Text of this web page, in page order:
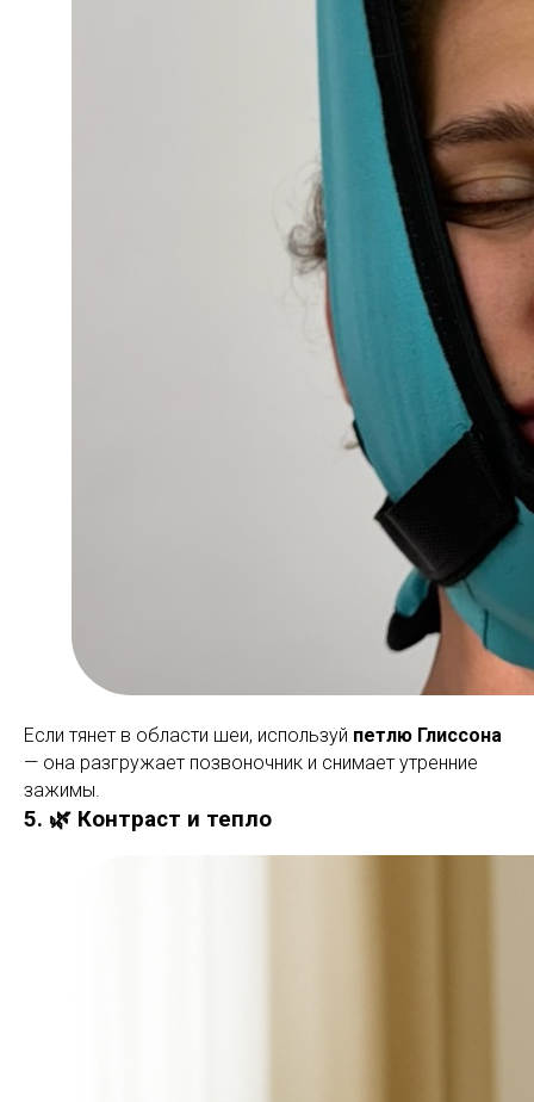
Если тянет в области шеи, используй петлю Глиссона
— она разгружает позвоночник и снимает утренние
зажимы.
5. 🌿 Контраст и тепло